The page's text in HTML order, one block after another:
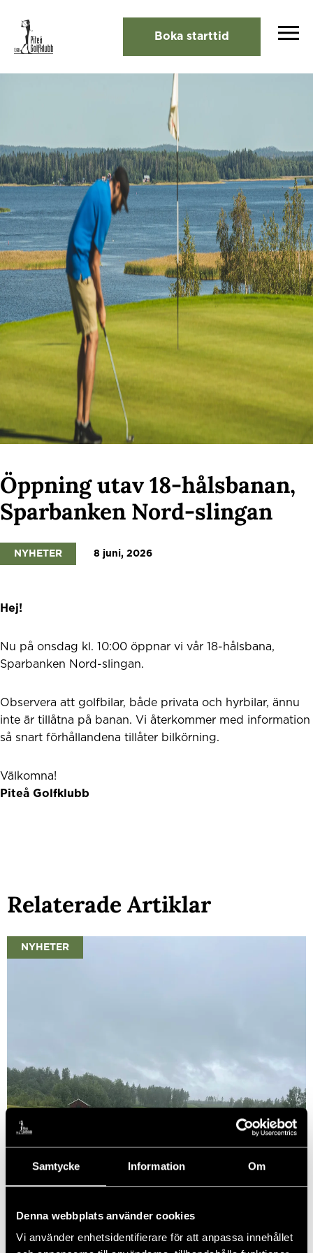
Samtycke Information Om
Denna webbplats använder cookies
Vi använder enhetsidentifierare för att anpassa innehållet
Boka starttid
Öppning utav 18-hålsbanan,
Sparbanken Nord-slingan
NYHETER 8 juni, 2026
Hej!
Nu på onsdag kl. 10:00 öppnar vi vår 18-hålsbana,
Sparbanken Nord-slingan.
Observera att golfbilar, både privata och hyrbilar, ännu
inte är tillåtna på banan. Vi återkommer med information
så snart förhållandena tillåter bilkörning.
Välkomna!
Piteå Golfklubb
Relaterade Artiklar
NYHETER
Info från banpersonalen 7/8
26...